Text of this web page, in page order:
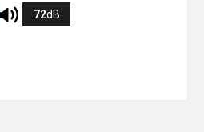
72dB